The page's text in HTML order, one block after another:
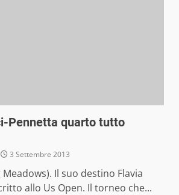
Pennetta quarto tutto
3 Settembre 2013
Meadows). Il suo destino Flavia
allo Us Open. Il torneo che...